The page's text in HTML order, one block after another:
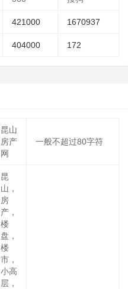
421000 1670937
404000 172
昆山
房产
网
一般不超过80字符
昆
山，
房
产，
楼
盘，
楼
市，
小高
层，